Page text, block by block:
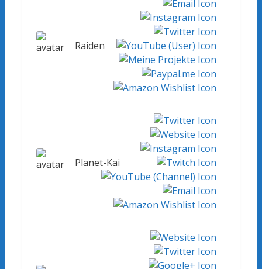
Raiden
Planet-Kai